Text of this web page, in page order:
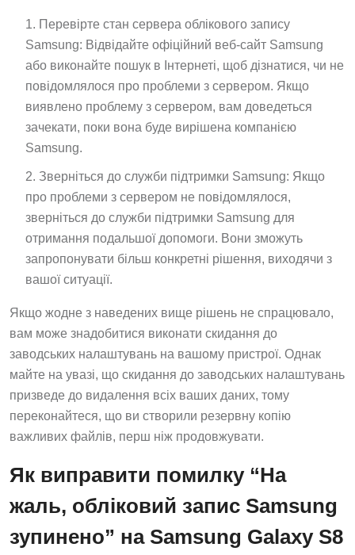
Перевірте стан сервера облікового запису
Samsung: Відвідайте офіційний веб-сайт Samsung
або виконайте пошук в Інтернеті, щоб дізнатися, чи не
повідомлялося про проблеми з сервером. Якщо
виявлено проблему з сервером, вам доведеться
зачекати, поки вона буде вирішена компанією
Samsung.
Зверніться до служби підтримки Samsung: Якщо
про проблеми з сервером не повідомлялося,
зверніться до служби підтримки Samsung для
отримання подальшої допомоги. Вони зможуть
запропонувати більш конкретні рішення, виходячи з
вашої ситуації.
Якщо жодне з наведених вище рішень не спрацювало,
вам може знадобитися виконати скидання до
заводських налаштувань на вашому пристрої. Однак
майте на увазі, що скидання до заводських налаштувань
призведе до видалення всіх ваших даних, тому
переконайтеся, що ви створили резервну копію
важливих файлів, перш ніж продовжувати.
Як виправити помилку “На
жаль, обліковий запис Samsung
зупинено” на Samsung Galaxy S8